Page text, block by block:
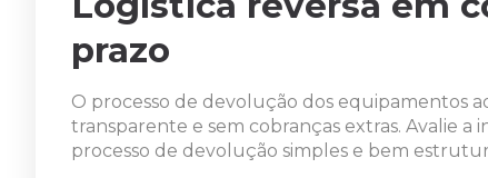
prazo
O processo de devolução dos equipamentos
transparente e sem cobranças extras. Avalie
processo de devolução simples e bem